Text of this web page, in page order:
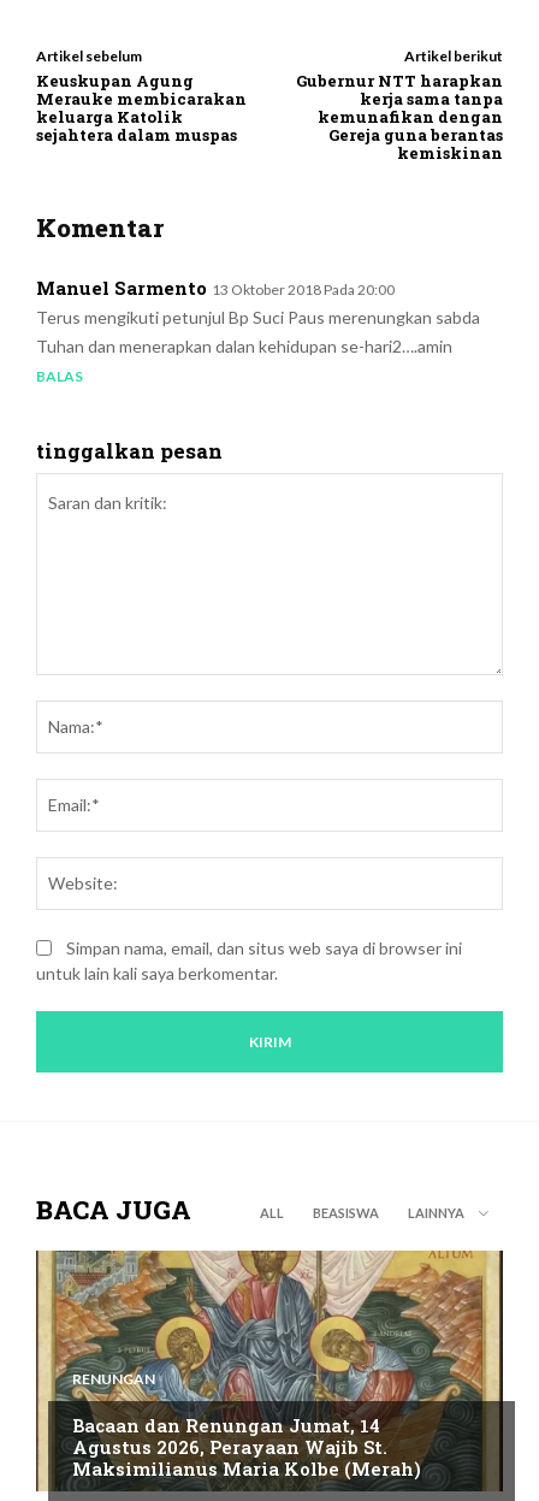
Artikel sebelum
Keuskupan Agung
Merauke membicarakan
keluarga Katolik
sejahtera dalam muspas
Artikel berikut
Gubernur NTT harapkan
kerja sama tanpa
kemunafikan dengan
Gereja guna berantas
kemiskinan
Komentar
Manuel Sarmento 13 Oktober 2018 Pada 20:00
Terus mengikuti petunjul Bp Suci Paus merenungkan sabda
Tuhan dan menerapkan dalan kehidupan se-hari2….amin
BALAS
tinggalkan pesan
kritik:
Simpan nama, email, dan situs web saya di browser ini
untuk lain kali saya berkomentar.
BACA JUGA ALL BEASISWA LAINNYA
RENUNGAN
Bacaan dan Renungan Jumat, 14
Agustus 2026, Perayaan Wajib St.
Maksimilianus Maria Kolbe (Merah)